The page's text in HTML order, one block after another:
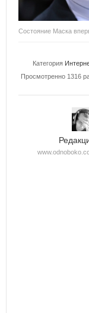
Состояние Маска
Категория
Просмотренно 1316